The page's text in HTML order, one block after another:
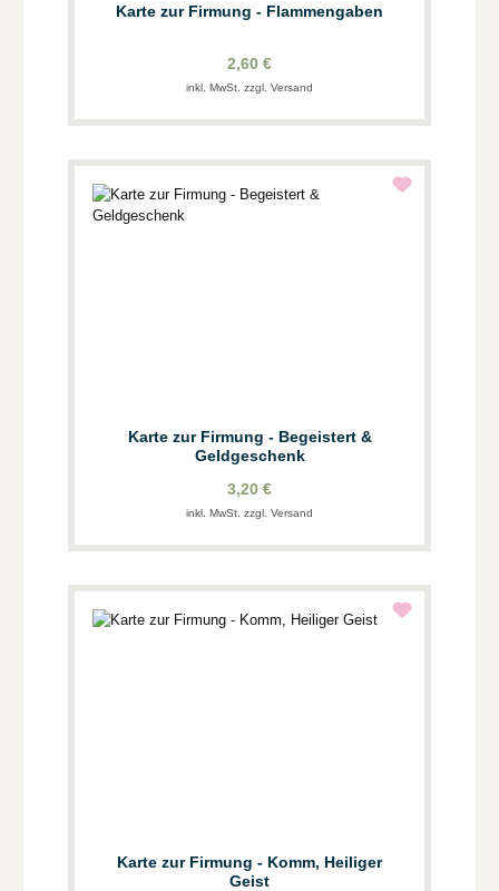
Karte zur Firmung - Flammengaben
2,60 €
inkl. MwSt. zzgl. Versand
Karte zur Firmung - Begeistert &
Geldgeschenk
3,20 €
inkl. MwSt. zzgl. Versand
Karte zur Firmung - Komm, Heiliger
Geist